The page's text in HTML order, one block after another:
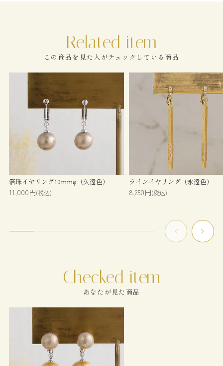
この商品を見た人がチェックしている商品
箔珠イヤリング10mmφ（久遠色）
11,000円(税込)
ラインイヤリング（永遠色）
8,250円(税込)
あなたが見た商品